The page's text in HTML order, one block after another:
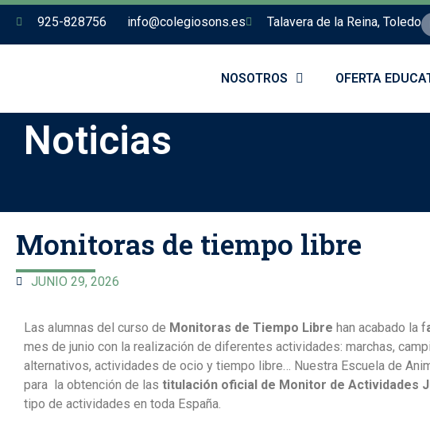
925-828756 info@colegiosons.es Talavera de la Reina, Toledo
NOSOTROS OFERTA
Noticias
Monitoras de tiempo libre
JUNIO 29, 2026
Las alumnas del curso de Monitoras de Tiempo Libre han acabado la f
mes de junio con la realización de diferentes actividades: marchas,
alternativos, actividades de ocio y tiempo libre… Nuestra Escuela de
para la obtención de las titulación oficial de Monitor de Actividades
tipo de actividades en toda España.